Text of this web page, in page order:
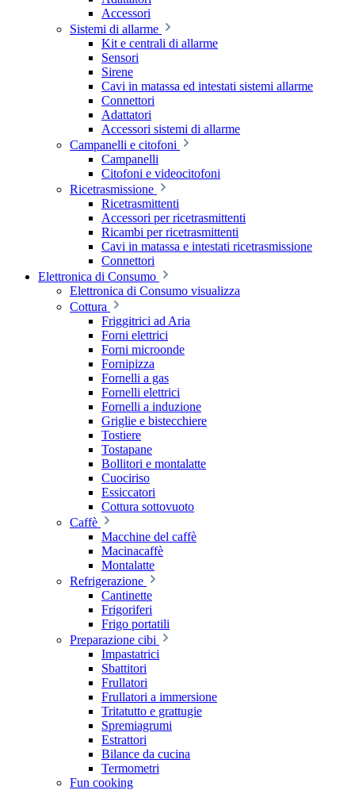
Accessori
Sistemi di allarme
Kit e centrali di allarme
Sensori
Sirene
Cavi in matassa ed intestati sistemi allarme
Connettori
Adattatori
Accessori sistemi di allarme
Campanelli e citofoni
Campanelli
Citofoni e videocitofoni
Ricetrasmissione
Ricetrasmittenti
Accessori per ricetrasmittenti
Ricambi per ricetrasmittenti
Cavi in matassa e intestati ricetrasmissione
Connettori
Elettronica di Consumo
Elettronica di Consumo visualizza
Cottura
Friggitrici ad Aria
Forni elettrici
Forni microonde
Fornipizza
Fornelli a gas
Fornelli elettrici
Fornelli a induzione
Griglie e bistecchiere
Tostiere
Tostapane
Bollitori e montalatte
Cuociriso
Essiccatori
Cottura sottovuoto
Caffè
Macchine del caffè
Macinacaffè
Montalatte
Refrigerazione
Cantinette
Frigoriferi
Frigo portatili
Preparazione cibi
Impastatrici
Sbattitori
Frullatori
Frullatori a immersione
Tritatutto e grattugie
Spremiagrumi
Estrattori
Bilance da cucina
Termometri
Fun cooking